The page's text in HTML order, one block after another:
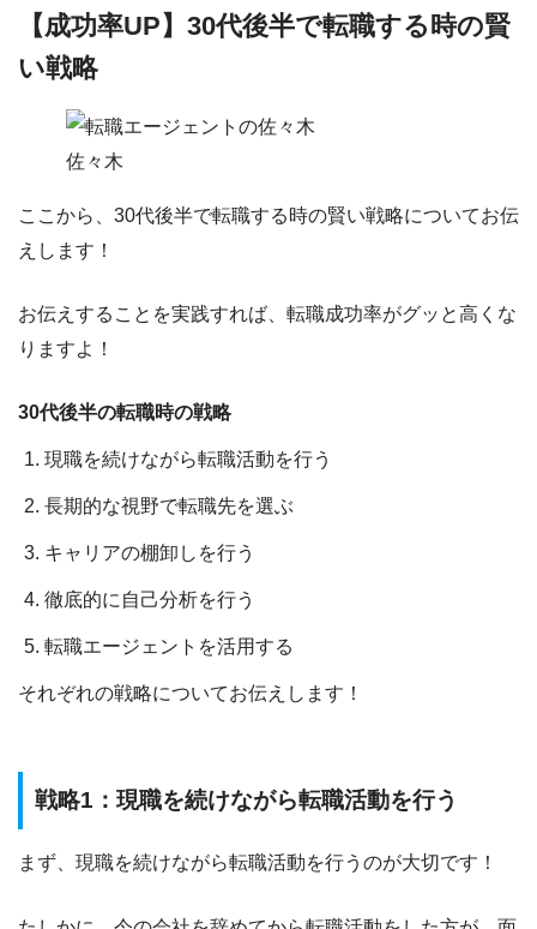
【成功率UP】30代後半で転職する時の賢
い戦略
佐々木
ここから、 30代後半で転職する時の賢い戦略についてお伝
えします！
お伝えすることを実践すれば、転職成功率がグッと高くな
りますよ！
30代後半の転職時の戦略
現職を続けながら転職活動を行う
長期的な視野で転職先を選ぶ
キャリアの棚卸しを行う
徹底的に自己分析を行う
転職エージェントを活用する
それぞれの戦略についてお伝えします！
戦略1：現職を続けながら転職活動を行う
まず、 現職を続けながら転職活動を行う のが大切です！